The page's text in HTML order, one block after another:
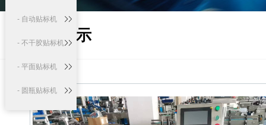
- 自动贴标机
- 不干胶贴标机
- 平面贴标机
- 圆瓶贴标机
- 口服液贴标机
产品展示